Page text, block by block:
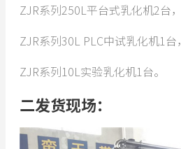
ZJR系列250L平台式乳化机2台，
ZJR系列30L PLC中试乳化机1台，
ZJR系列10L实验乳化机1台。
二发货现场：